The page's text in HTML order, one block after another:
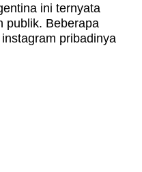
ini ternyata
publik. Beberapa
pribadinya